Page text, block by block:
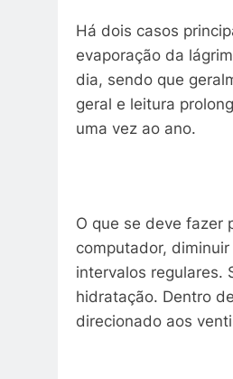
Há dois casos
evaporação da
dia, sendo que
geral e leitura
uma vez ao ano.
O que se deve fazer
computador,
intervalos regulares.
hidratação. Dentro
direcionado aos